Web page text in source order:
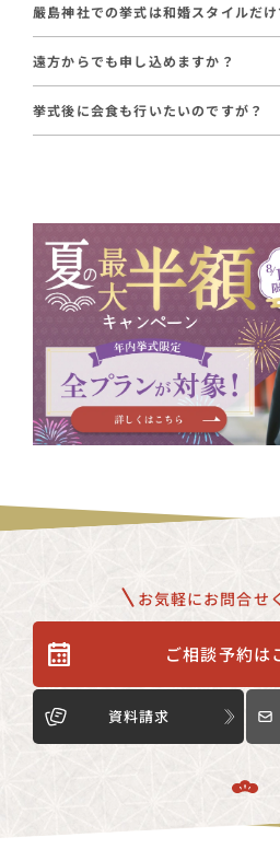
品、サロンでの衣装選び、専属プロデ
世界遺産の社殿での挙式と、大鳥居
撮影がセットになった特別プランで
嚴島神社での挙式は和婚スタイルだけ
遠方からでも申し込めますか？
サポートします。
挙式後に会食も行いたいのですが？
ご希望に合わせた会場を専属プロデ
お気軽にお問合せ
ご相談予約は
資料請求